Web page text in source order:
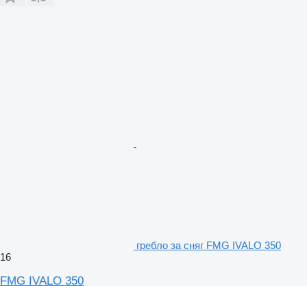
гребло за сняг FMG IVALO 350
16
FMG IVALO 350